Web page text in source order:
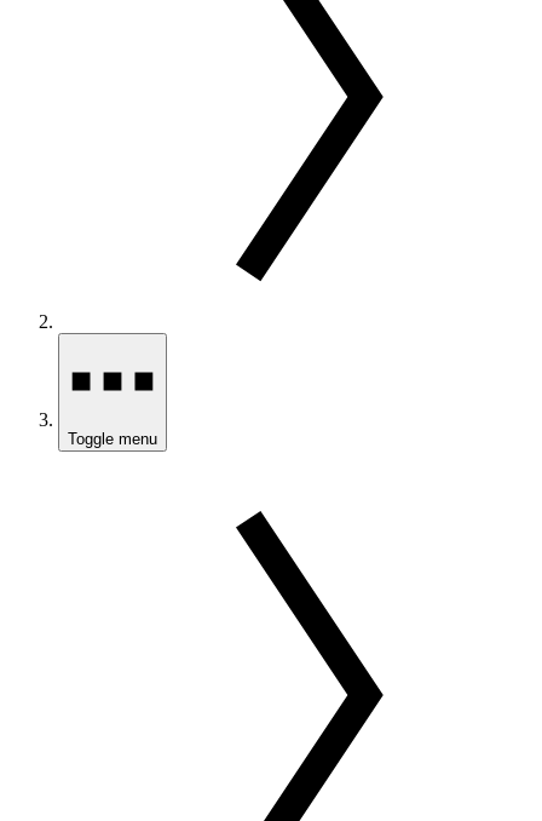
Toggle menu